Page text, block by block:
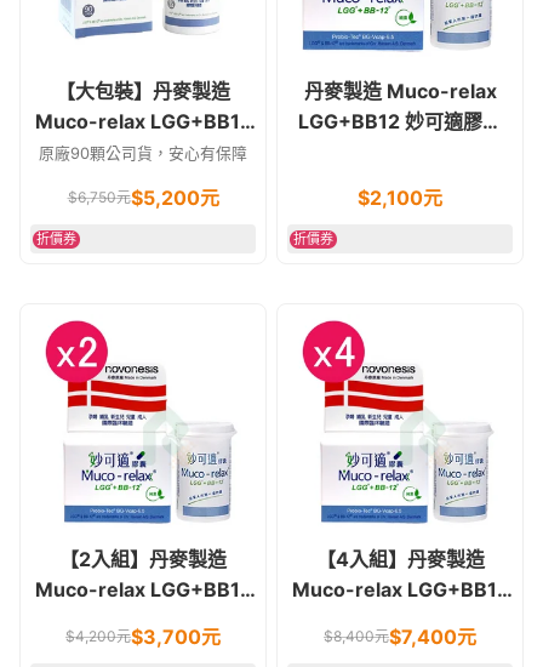
【大包裝】丹麥製造
Muco-relax LGG+BB12
妙可適膠囊90顆 益生菌
原廠90顆公司貨，安心有保障
$6,750元$5,200元
折價券
丹麥製造 Muco-relax
LGG+BB12 妙可適膠囊
$2,100元
折價券
【2入組】丹麥製造
Muco-relax LGG+BB12
$4,200元$3,700元
【4入組】丹麥製造
Muco-relax LGG+BB12
$8,400元$7,400元